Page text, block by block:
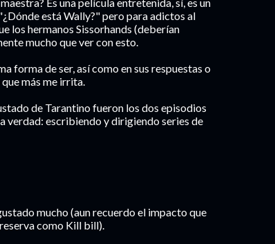
está Wally?" pero para adictos al
los hermanos Sissorhands (deberían
mucho que ver con esto.
forma de ser, así como en sus respuestas o
que más me irrita.
de Tarantino fueron los dos episodios
verdad: escribiendo y dirigiendo series de
mucho (aun recuerdo el impacto que
como Kill bill).